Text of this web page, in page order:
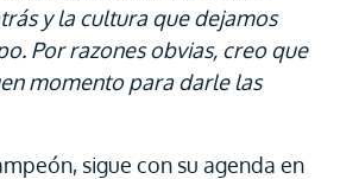
y la cultura que dejamos
Por razones obvias, creo que
momento para darle las
sigue con su agenda en